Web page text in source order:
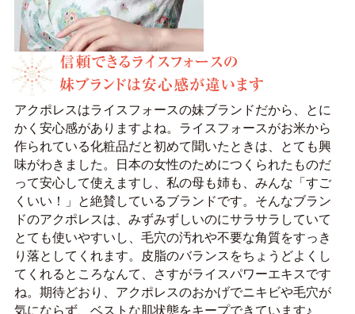
アクポレスはライスフォースの妹ブランドだから、とに
かく安心感がありますよね。ライスフォースがお米から
作られている化粧品だと初めて聞いたときは、とても興
味がわきました。日本の女性のためにつくられたものだ
って安心して使えますし、私の母も姉も、みんな「すご
くいい！」と絶賛しているブランドです。そんなブラン
ドのアクポレスは、みずみずしいのにサラサラしていて
とても使いやすいし、毛穴の汚れや不要な角質をすっき
り落としてくれます。皮脂のバランスをちょうどよくし
てくれるところなんて、さすがライスパワーエキスです
ね。期待どおり、アクポレスのおかげでニキビや毛穴が
気にならず、ベストな肌状態をキープできています♪